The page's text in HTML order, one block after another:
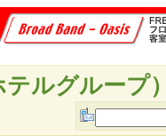
ルグループ）